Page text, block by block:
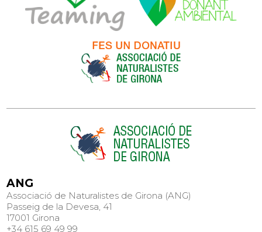
ANG
Associació de Naturalistes de Girona (ANG)
Passeig de la Devesa, 41
17001 Girona
+34 615 69 49 99